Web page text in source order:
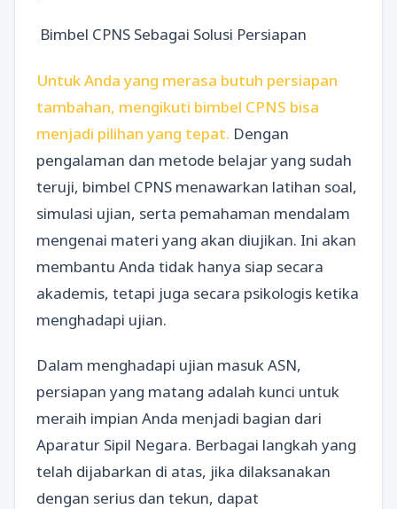
Bimbel CPNS Sebagai Solusi Persiapan
Untuk Anda yang merasa butuh persiapan
tambahan, mengikuti bimbel CPNS bisa
menjadi pilihan yang tepat. Dengan
pengalaman dan metode belajar yang sudah
teruji, bimbel CPNS menawarkan latihan soal,
simulasi ujian, serta pemahaman mendalam
mengenai materi yang akan diujikan. Ini akan
membantu Anda tidak hanya siap secara
akademis, tetapi juga secara psikologis ketika
menghadapi ujian.
Dalam menghadapi ujian masuk ASN,
persiapan yang matang adalah kunci untuk
meraih impian Anda menjadi bagian dari
Aparatur Sipil Negara. Berbagai langkah yang
telah dijabarkan di atas, jika dilaksanakan
dengan serius dan tekun, dapat